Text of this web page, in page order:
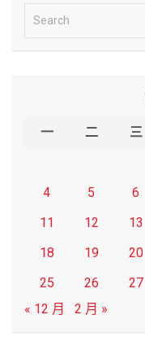
e
一 二 三
4
5 6
11
12 13
18
19 20
25
26 27
« 12 月
2 月 »